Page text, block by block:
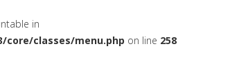
in
classes/menu.php on line 258